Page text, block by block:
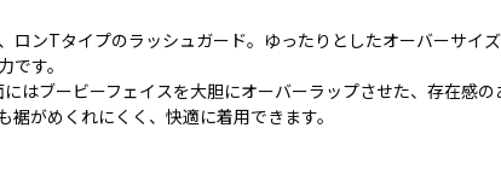
ロンTタイプのラッシュガード。ゆったりとしたオーバーサイ
です。
はブービーフェイスを大胆にオーバーラップさせた、存在感
裾がめくれにくく、快適に着用できます。